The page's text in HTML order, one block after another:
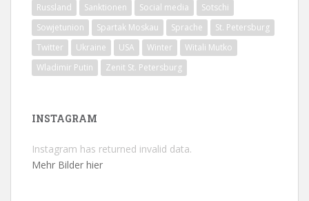
Russland
Sanktionen Social media
Sotschi
Sowjetunion
Spartak Moskau Sprache
St. Petersburg
Twitter
Ukraine USA Winter
Witali Mutko
Wladimir Putin
Zenit St. Petersburg
INSTAGRAM
Instagram has returned invalid data.
Mehr Bilder hier